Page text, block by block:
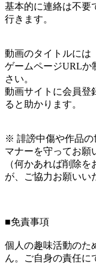
基本的に連絡は不要
行きます。
動画のタイトルには
ゲームページURLか
さい。
動画サイトに会員登
ると助かります。
※ 誹謗中傷や作品の
マナーを守ってお願
（何かあれば削除
が、ご協力お願いい
■免責事項
個人の趣味活動のた
ん。ご自身の責任に